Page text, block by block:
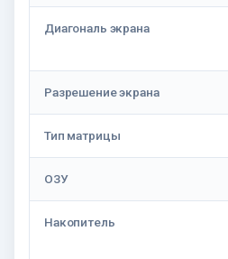
Диагональ экрана
Разрешение экрана
Тип матрицы
ОЗУ
Накопитель